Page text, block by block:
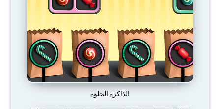
الذاكرة الحلوة